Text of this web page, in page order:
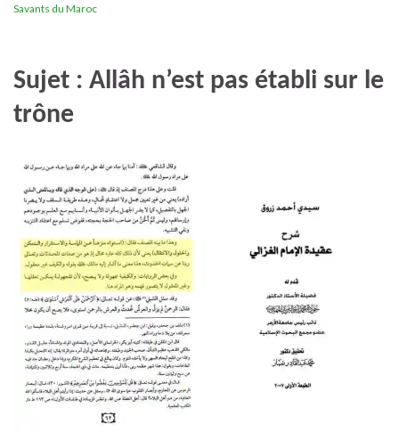
Savants du Maroc
Sujet : Allâh n’est pas établi sur le
trône